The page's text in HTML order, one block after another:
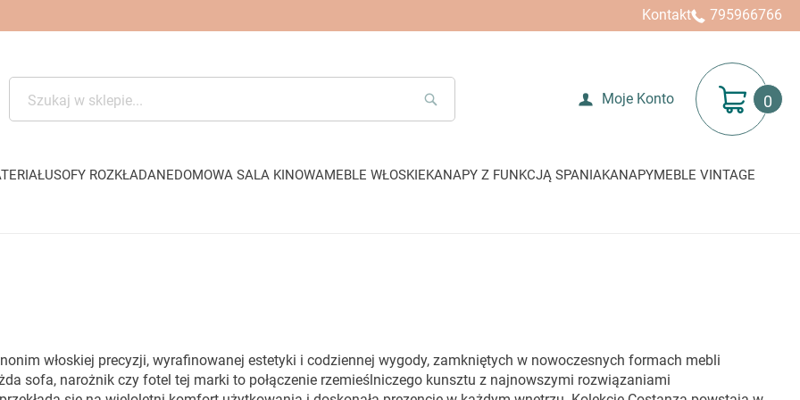
Kontakt 795966766
SEARCH
Moje Konto Mój koszyk
SOFY ROZKŁADANEDOMOWA SALA KINOWAMEBLE WŁOSKIEKANAPY Z FUNKCJĄ SPANIAKANAPYMEBLE VINTAGE
włoskiej precyzji, wyrafinowanej estetyki i codziennej wygody, zamkniętych w nowoczesnych formach mebli
sofa, narożnik czy fotel tej marki to połączenie rzemieślniczego kunsztu z najnowszymi rozwiązaniami